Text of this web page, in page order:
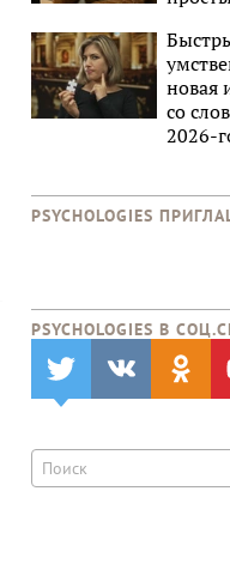
новая
со
2026-
PSYCHOLOGIES
PSYCHOLOGIES В